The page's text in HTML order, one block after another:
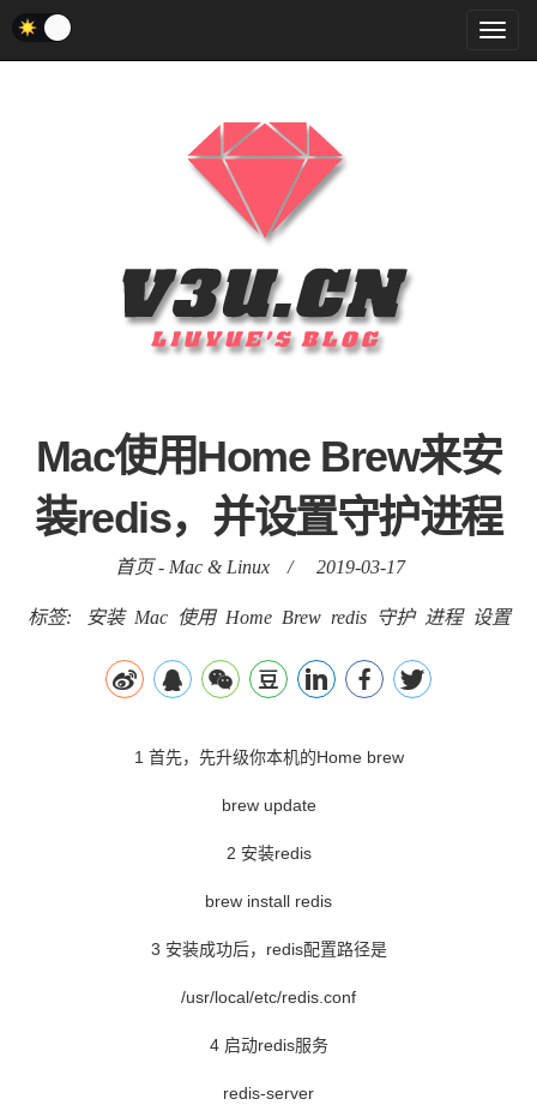
菜
单
Mac使用Home Brew来安
装redis，并设置守护进程
首页- Mac & Linux / 2019-03-17
标签: 安装 Mac 使用 Home Brew redis 守护 进程 设置
1 首先，先升级你本机的Home brew
brew update
2 安装redis
brew install redis
3 安装成功后，redis配置路径是
/usr/local/etc/redis.conf
4 启动redis服务
redis-server